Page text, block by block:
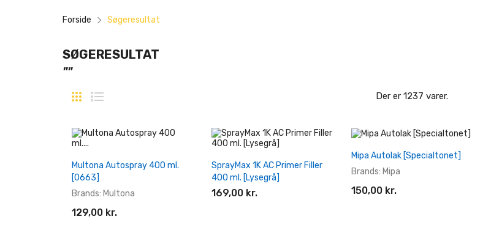
Forside Søgeresultat
SØGERESULTAT
""
Der er 1237 varer.
+ Læg I Indkøbskurv
Multona Autospray 400 ml.
[0663]
Brands: Multona
129,00 kr.
+ Læg I Indkøbskurv
SprayMax 1K AC Primer Filler
400 ml. [Lysegrå]
169,00 kr.
+ Læg I Indkøbskurv
Mipa Autolak [Specialtonet]
Brands: Mipa
150,00 kr.